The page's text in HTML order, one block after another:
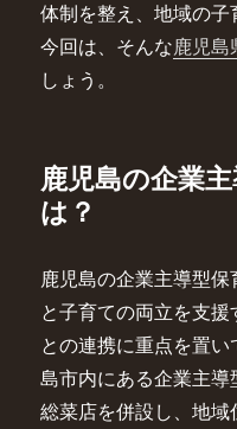
体制を整え、地域の子
今回は、そんな鹿児島
しょう。
鹿児島の企業
は？
鹿児島の企業主導型
と子育ての両立を支
との連携に重点を置
島市内にある企業主導
総菜店を併設し、地